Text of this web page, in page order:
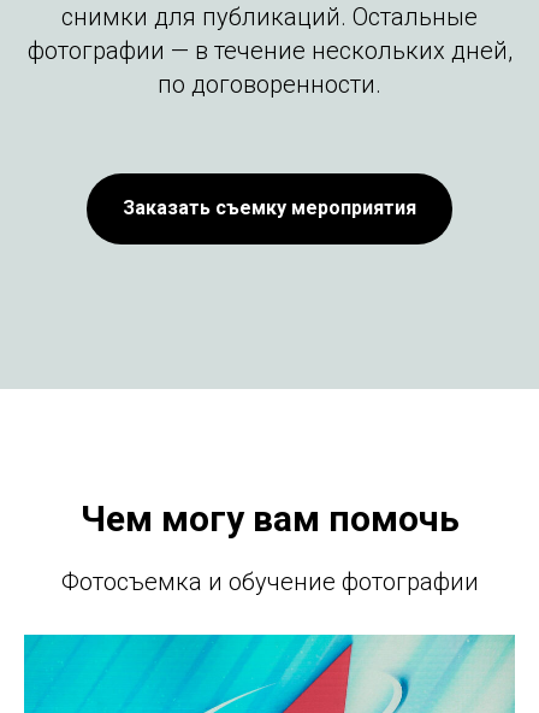
снимки для публикаций. Остальные
фотографии — в течение нескольких дней,
по договоренности.
Заказать съемку мероприятия
Чем могу вам помочь
Фотосъемка и обучение фотографии